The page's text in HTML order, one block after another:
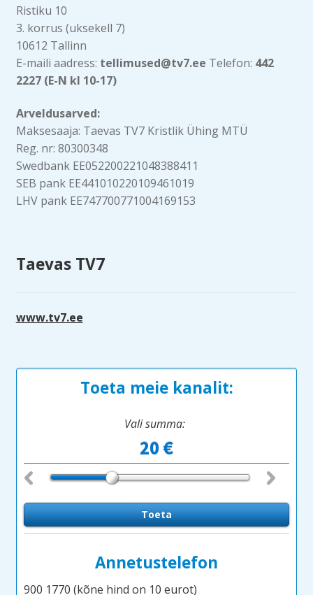
Ristiku 10
3. korrus (uksekell 7)
10612 Tallinn
E-maili aadress: tellimused@tv7.ee Telefon: 442
2227 (E-N kl 10-17)
Arveldusarved:
Maksesaaja: Taevas TV7 Kristlik Ühing MTÜ
Reg. nr: 80300348
Swedbank EE052200221048388411
SEB pank EE441010220109461019
LHV pank EE747700771004169153
Taevas TV7
www.tv7.ee
Toeta meie kanalit:
Vali summa:
Annetustelefon
900 1770 (kõne hind on 10 eurot)